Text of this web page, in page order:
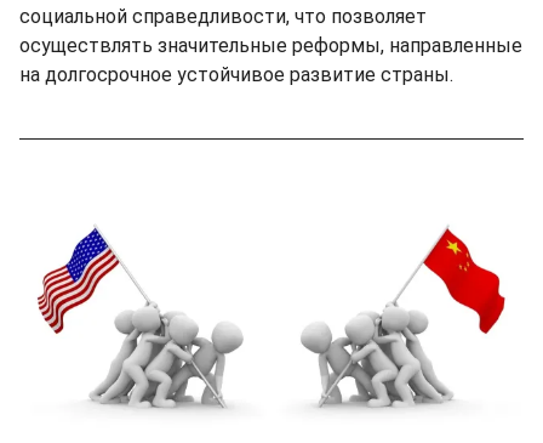
социальной справедливости, что позволяет
осуществлять значительные реформы, направленные
на долгосрочное устойчивое развитие страны.